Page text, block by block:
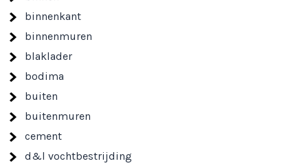
binnenkant
binnenmuren
blaklader
bodima
buiten
buitenmuren
cement
d&l vochtbestrijding